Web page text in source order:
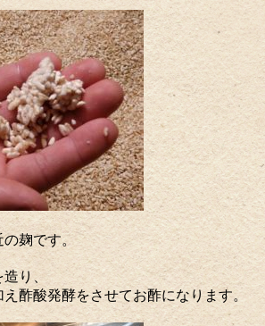
の麹です。
り、
酢酸発酵をさせてお酢になります。